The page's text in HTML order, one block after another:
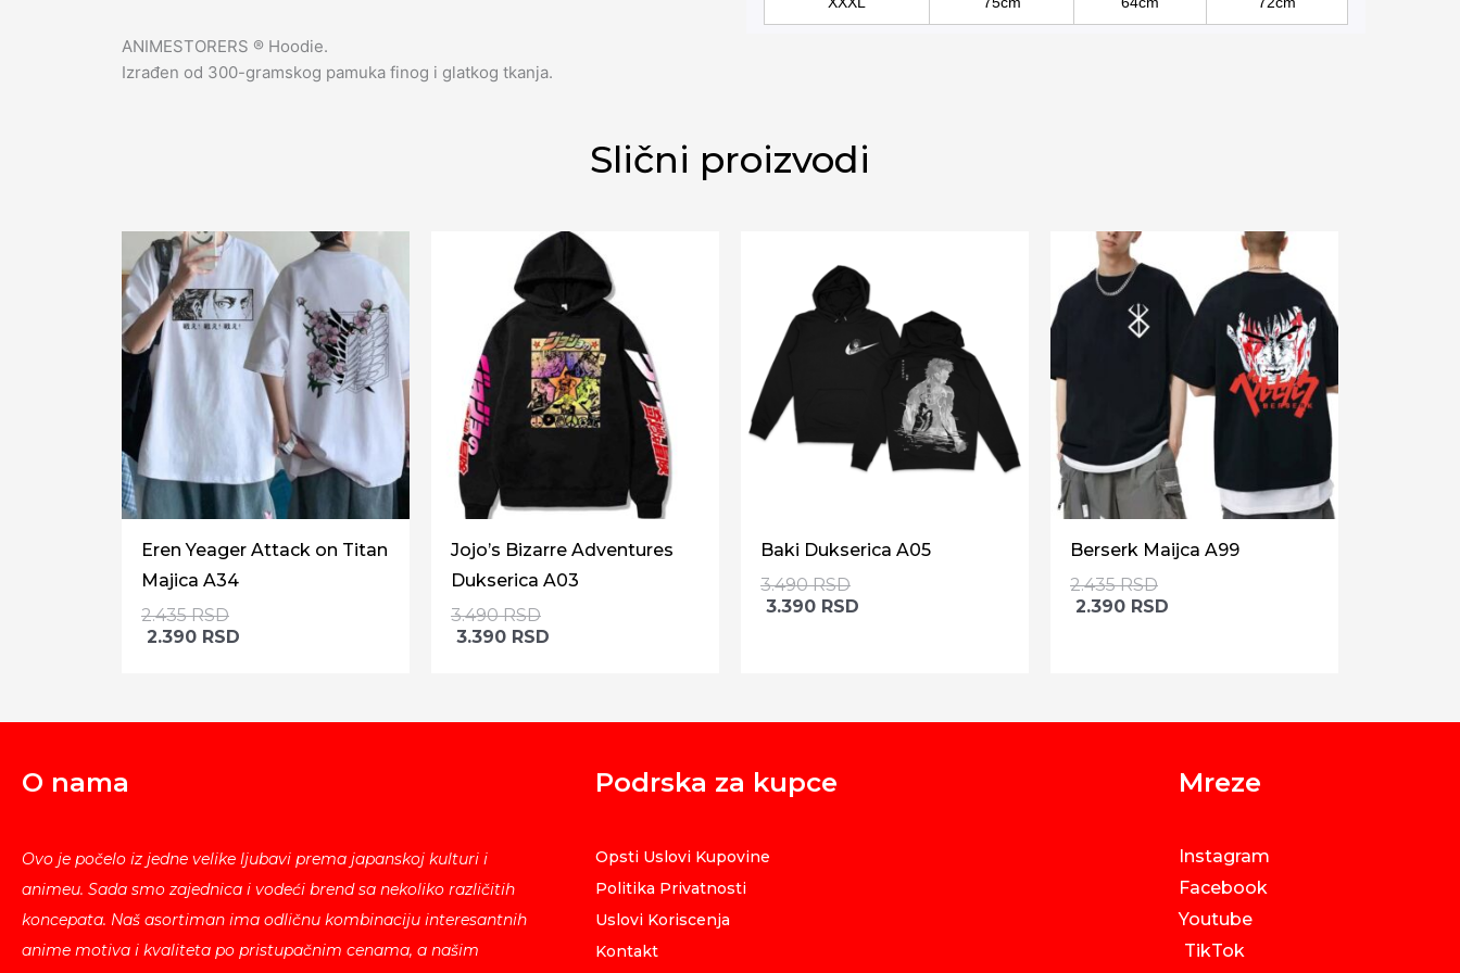
ANIMESTORERS ®️ Hoodie.
Izrađen od 300-gramskog pamuka finog i glatkog tkanja.
Slični proizvodi
Eren Yeager Attack on Titan
Majica A34
2.435RSD
2.390 RSD
Jojo’s Bizarre Adventures
Dukserica A03
3.490RSD
3.390 RSD
Baki Dukserica A05
3.490RSD
3.390 RSD
Berserk Maijca A99
2.435RSD
2.390 RSD
O nama
Ovo je počelo iz jedne velike ljubavi prema japanskoj kulturi i
animeu. Sada smo zajednica i vodeći brend sa nekoliko različitih
koncepata. Naš asortiman ima odličnu kombinaciju interesantnih
anime motiva i kvaliteta po pristupačnim cenama, a našim
Podrska za kupce
Opsti Uslovi Kupovine
Politika Privatnosti
Uslovi Koriscenja
Kontakt
Mreze
Instagram
Facebook
Youtube
TikTok